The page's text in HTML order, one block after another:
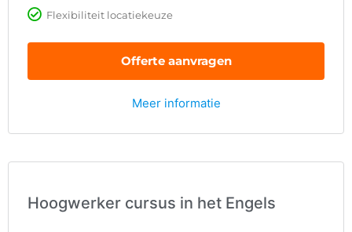
Flexibiliteit locatiekeuze
Offerte aanvragen
Meer informatie
Hoogwerker cursus in het Engels